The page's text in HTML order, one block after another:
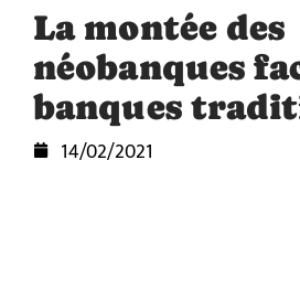
La montée des
néobanques
banques
14/02/2021